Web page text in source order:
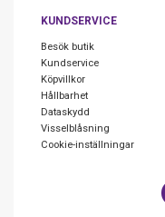
KUNDSERVICE
Besök butik
Kundservice
Köpvillkor
Hållbarhet
Dataskydd
Visselblåsning
Cookie-inställningar